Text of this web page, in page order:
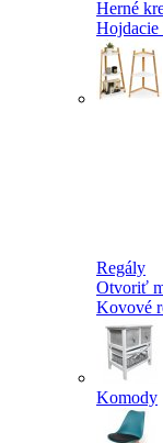
Herné
Hojdacie
Regály
Otvoriť
Kovové
Komody